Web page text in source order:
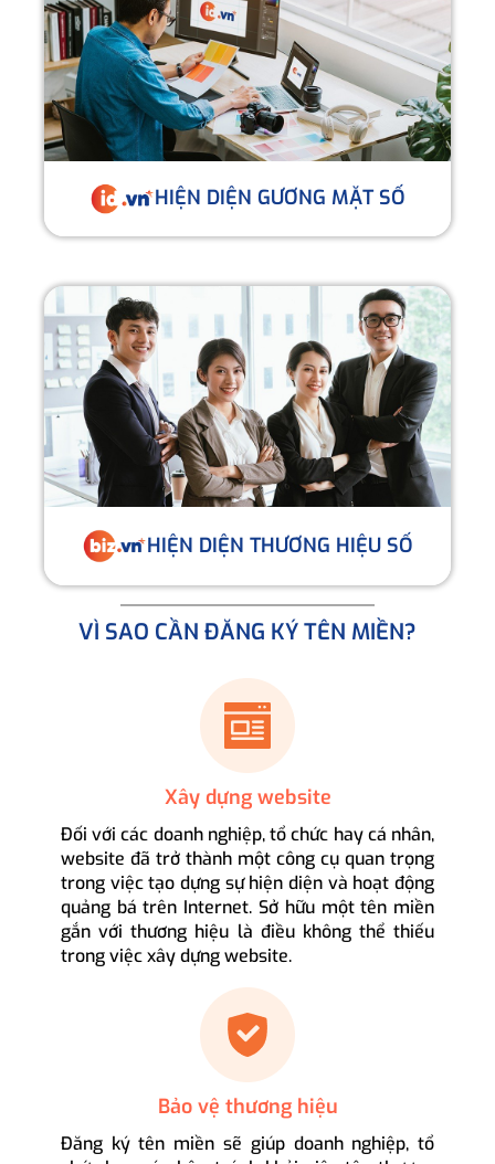
HIỆN DIỆN GƯƠNG MẶT SỐ
HIỆN DIỆN THƯƠNG HIỆU SỐ
VÌ SAO CẦN ĐĂNG KÝ TÊN MIỀN?
Xây dựng website
Đối với các doanh nghiệp, tổ chức hay cá nhân,
website đã trở thành một công cụ quan trọng
trong việc tạo dựng sự hiện diện và hoạt động
quảng bá trên Internet. Sở hữu một tên miền
gắn với thương hiệu là điều không thể thiếu
trong việc xây dựng website.
Bảo vệ thương hiệu
Đăng ký tên miền sẽ giúp doanh nghiệp, tổ